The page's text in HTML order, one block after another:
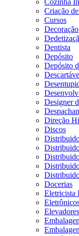
Cozinha
Criação
Cursos
Decoração
Dentista
Depósito
Depósito
Designer
Direção
Discos
Docerias
Eletricista
Elevadores